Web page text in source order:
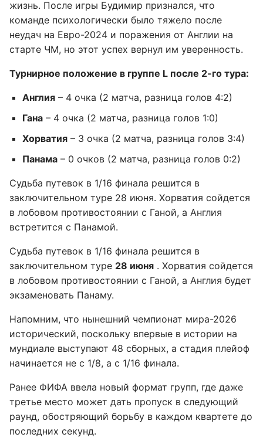
жизнь. После игры Будимир признался, что
команде психологически было тяжело после
неудач на Евро-2024 и поражения от Англии на
старте ЧМ, но этот успех вернул им уверенность.
Турнирное положение в группе L после 2-го тура:
Англия – 4 очка (2 матча, разница голов 4:2)
Гана – 4 очка (2 матча, разница голов 1:0)
Хорватия – 3 очка (2 матча, разница голов 3:4)
Панама – 0 очков (2 матча, разница голов 0:2)
Судьба путевок в 1/16 финала решится в
заключительном туре 28 июня. Хорватия сойдется
в лобовом противостоянии с Ганой, а Англия
встретится с Панамой.
Судьба путевок в 1/16 финала решится в
заключительном туре 28 июня . Хорватия сойдется
в лобовом противостоянии с Ганой, а Англия будет
экзаменовать Панаму.
Напомним, что нынешний чемпионат мира-2026
исторический, поскольку впервые в истории на
мундиале выступают 48 сборных, а стадия плейоф
начинается не с 1/8, а с 1/16 финала.
Ранее ФИФА ввела новый формат групп, где даже
третье место может дать пропуск в следующий
раунд, обостряющий борьбу в каждом квартете до
последних секунд.